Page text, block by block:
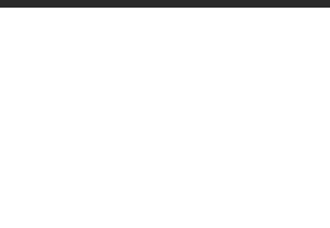
このコンテンツは掲載が終了しました |